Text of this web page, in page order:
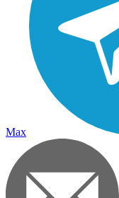
Max